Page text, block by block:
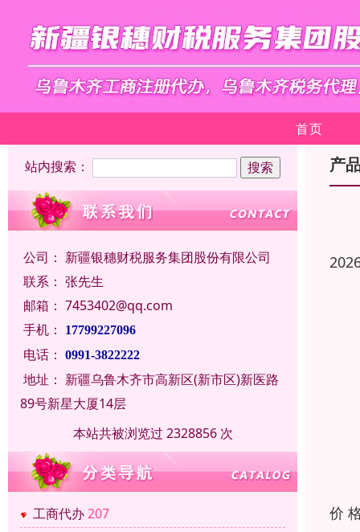
首页
站内搜索：
公司： 新疆银穗财税服务集团股份有限公司
联系： 张先生
邮箱： 7453402@qq.com
手机：
17799227096
电话： 0991-3822222
地址： 新疆乌鲁木齐市高新区(新市区)新医路
89号新星大厦14层
本站共被浏览过 2328856 次
工商代办207
产
价